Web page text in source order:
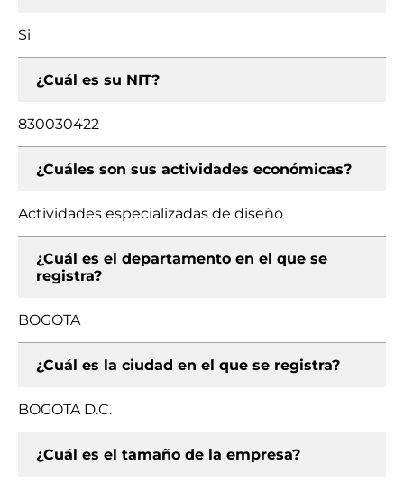
Si
¿Cuál es su NIT?
830030422
¿Cuáles son sus actividades económicas?
Actividades especializadas de diseño
¿Cuál es el departamento en el que se
registra?
BOGOTA
¿Cuál es la ciudad en el que se registra?
BOGOTA D.C.
¿Cuál es el tamaño de la empresa?